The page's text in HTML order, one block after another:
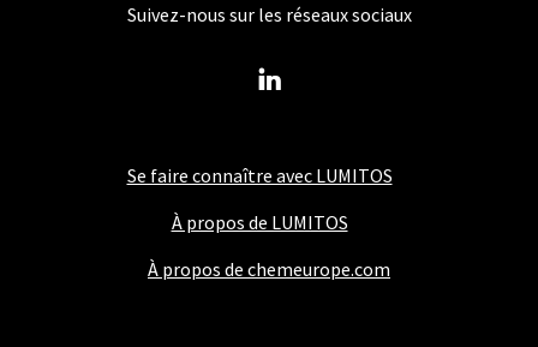
Se faire connaître avec LUMITOS
À propos de LUMITOS
À propos de chemeurope.com
Suivez-nous sur les réseaux sociaux